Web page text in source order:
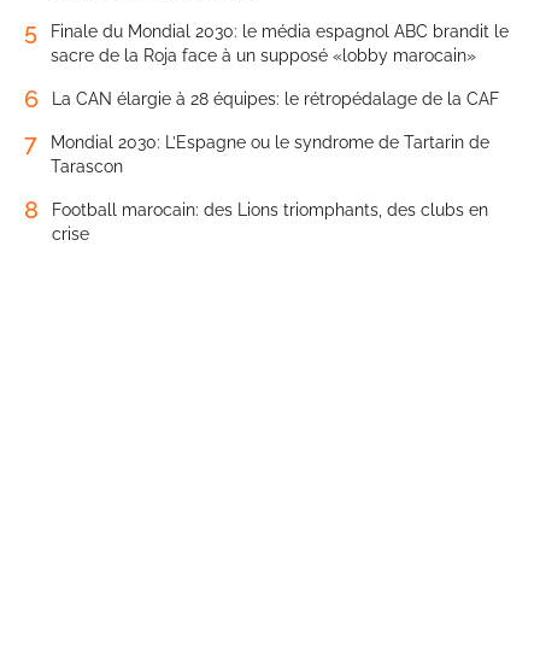
5
Finale du Mondial 2030: le média espagnol ABC brandit le
sacre de la Roja face à un supposé «lobby marocain»
6 La CAN élargie à 28 équipes: le rétropédalage de la CAF
7
Mondial 2030: L’Espagne ou le syndrome de Tartarin de
Tarascon
8
Football marocain: des Lions triomphants, des clubs en
crise